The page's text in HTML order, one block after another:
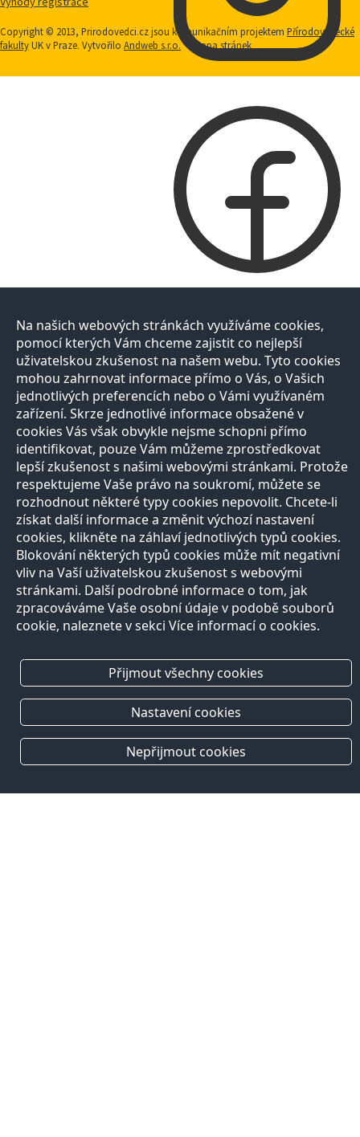
Copyright © 2013, Prirodovedci.cz jsou komunikačním projektem Přírodovědecké
fakultyUK v Praze. Vytvořilo Andweb s.r.o. Mapa stránek
Na našich webových stránkách využíváme cookies,
pomocí kterých Vám chceme zajistit co nejlepší
uživatelskou zkušenost na našem webu. Tyto cookies
mohou zahrnovat informace přímo o Vás, o Vašich
jednotlivých preferencích nebo o Vámi využívaném
zařízení. Skrze jednotlivé informace obsažené v
cookies Vás však obvykle nejsme schopni přímo
identifikovat, pouze Vám můžeme zprostředkovat
lepší zkušenost s našimi webovými stránkami. Protože
respektujeme Vaše právo na soukromí, můžete se
rozhodnout některé typy cookies nepovolit. Chcete-li
získat další informace a změnit výchozí nastavení
cookies, klikněte na záhlaví jednotlivých typů cookies.
Blokování některých typů cookies může mít negativní
vliv na Vaší uživatelskou zkušenost s webovými
stránkami. Další podrobné informace o tom, jak
zpracováváme Vaše osobní údaje v podobě souborů
cookie, naleznete v sekci Více informací o cookies.
Přijmout všechny cookies
Nastavení cookies
Nepřijmout cookies